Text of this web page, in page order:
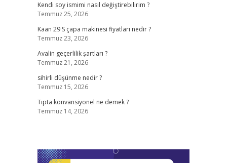
Kendi soy ismimi nasıl değiştirebilirim ?
Temmuz 25, 2026
Kaan 29 S çapa makinesi fiyatları nedir ?
Temmuz 23, 2026
Avalin geçerlilik şartları ?
Temmuz 21, 2026
sihirli düşünme nedir ?
Temmuz 15, 2026
Tıpta konvansiyonel ne demek ?
Temmuz 14, 2026